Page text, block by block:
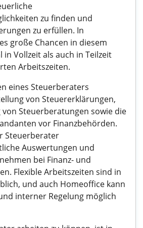
zu finden und
zu erfüllen. In
große Chancen in diesem
in Vollzeit als auch in Teilzeit
Arbeitszeiten.
eines Steuerberaters
von Steuererklärungen,
Steuerberatungen sowie die
vor Finanzbehörden.
Steuerberater
Auswertungen und
bei Finanz- und
Flexible Arbeitszeiten sind in
und auch Homeoffice kann
interner Regelung möglich